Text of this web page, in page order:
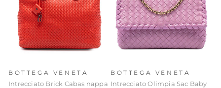
BOTTEGA VENETA
Intrecciato Brick Cabas nappa
BOTTEGA VENETA
Intrecciato Olimpia Sac Baby